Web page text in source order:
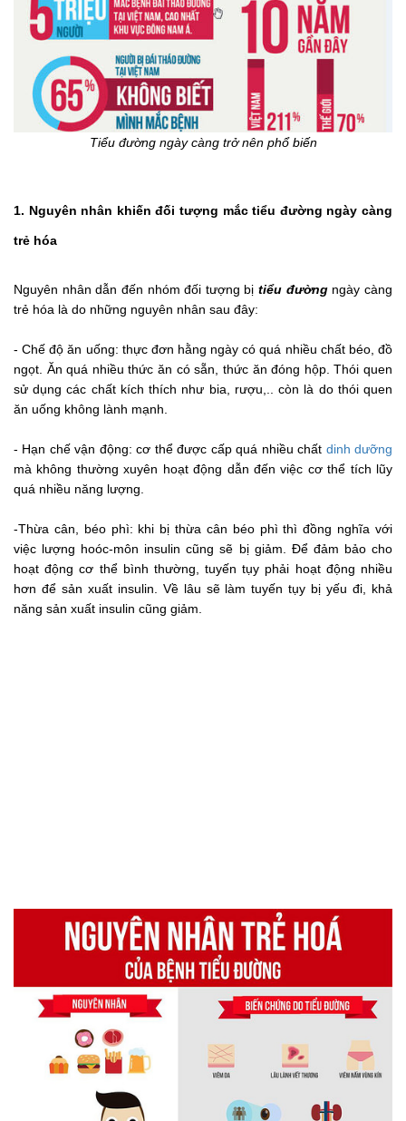
Tiểu đường ngày càng trở nên phổ biến
1. Nguyên nhân khiến đối tượng mắc tiểu đường ngày càng
trẻ hóa
Nguyên nhân dẫn đến nhóm đối tượng bịtiểu đườngngày càng
trẻ hóa là do những nguyên nhân sau đây:
- Chế độ ăn uống: thực đơn hằng ngày có quá nhiều chất béo, đồ
ngọt. Ăn quá nhiều thức ăn có sẵn, thức ăn đóng hộp. Thói quen
sử dụng các chất kích thích như bia, rượu,.. còn là do thói quen
ăn uống không lành mạnh.
- Hạn chế vận động: cơ thể được cấp quá nhiều chất dinh dưỡng
mà không thường xuyên hoạt động dẫn đến việc cơ thể tích lũy
quá nhiều năng lượng.
-Thừa cân, béo phì: khi bị thừa cân béo phì thì đồng nghĩa với
việc lượng hoóc-môn insulin cũng sẽ bị giảm. Để đảm bảo cho
hoạt động cơ thể bình thường, tuyến tụy phải hoạt động nhiều
hơn để sản xuất insulin. Về lâu sẽ làm tuyến tụy bị yếu đi, khả
năng sản xuất insulin cũng giảm.